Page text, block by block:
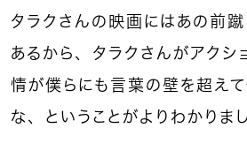
タラクさんの映画にはあの前蹴
あるから、タラクさんがアクシ
情が僕らにも言葉の壁を超え
な、ということがよりわかりま